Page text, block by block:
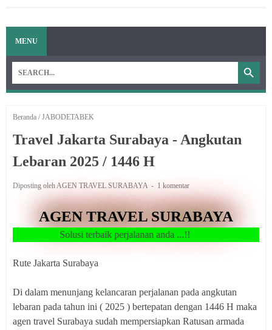
MENU
Beranda /JABODETABEK
Travel Jakarta Surabaya - Angkutan
Lebaran 2025 / 1446 H
Diposting oleh AGEN TRAVEL SURABAYA 1 komentar
AGEN TRAVEL SURABAYA
Solusi terbaik perjalanan anda ...!!
Rute Jakarta Surabaya
Di dalam menunjang kelancaran perjalanan pada angkutan
lebaran pada tahun ini ( 2025 ) bertepatan dengan 1446 H maka
agen travel Surabaya sudah mempersiapkan Ratusan armada